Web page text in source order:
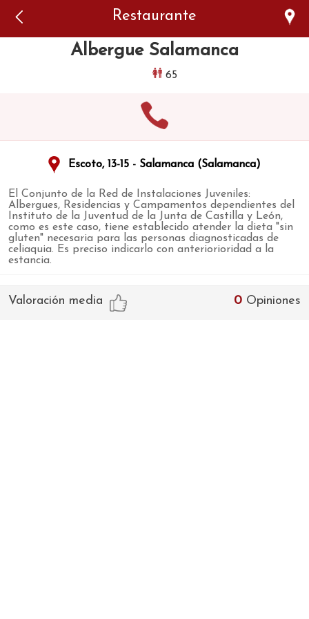
Restaurante
Albergue Salamanca
65
Escoto, 13-15 - Salamanca (Salamanca)
El Conjunto de la Red de Instalaciones Juveniles:
Albergues, Residencias y Campamentos dependientes del
Instituto de la Juventud de la Junta de Castilla y León,
como es este caso, tiene establecido atender la dieta "sin
gluten" necesaria para las personas diagnosticadas de
celiaquia. Es preciso indicarlo con anteriorioridad a la
estancia.
0 Opiniones
Valoración media
authorized to show the cookie declaration for domain group
ID 546ddaab-b478-4440-aa8a-3b0205284212. Please add it to
the domain group in the Cookiebot Manager to authorize